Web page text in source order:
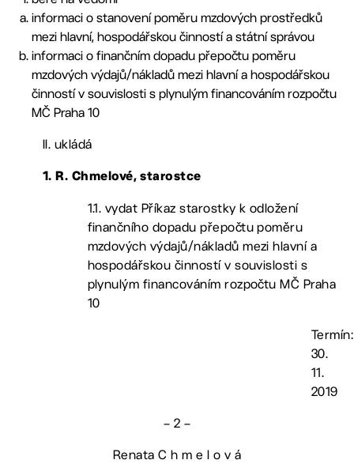
informaci o stanovení poměru mzdových prostředků
mezi hlavní, hospodářskou činností a státní správou
informaci o finančním dopadu přepočtu poměru
mzdových výdajů/nákladů mezi hlavní a hospodářskou
činností v souvislosti s plynulým financováním rozpočtu
MČ Praha 10
II. ukládá
1. R. Chmelové, starostce
1.1. vydat Příkaz starostky k odložení
finančního dopadu přepočtu poměru
mzdových výdajů/nákladů mezi hlavní a
hospodářskou činností v souvislosti s
plynulým financováním rozpočtu MČ Praha
10
Termín:
30.
11.
2019
– 2 –
Renata C h m e l o v á